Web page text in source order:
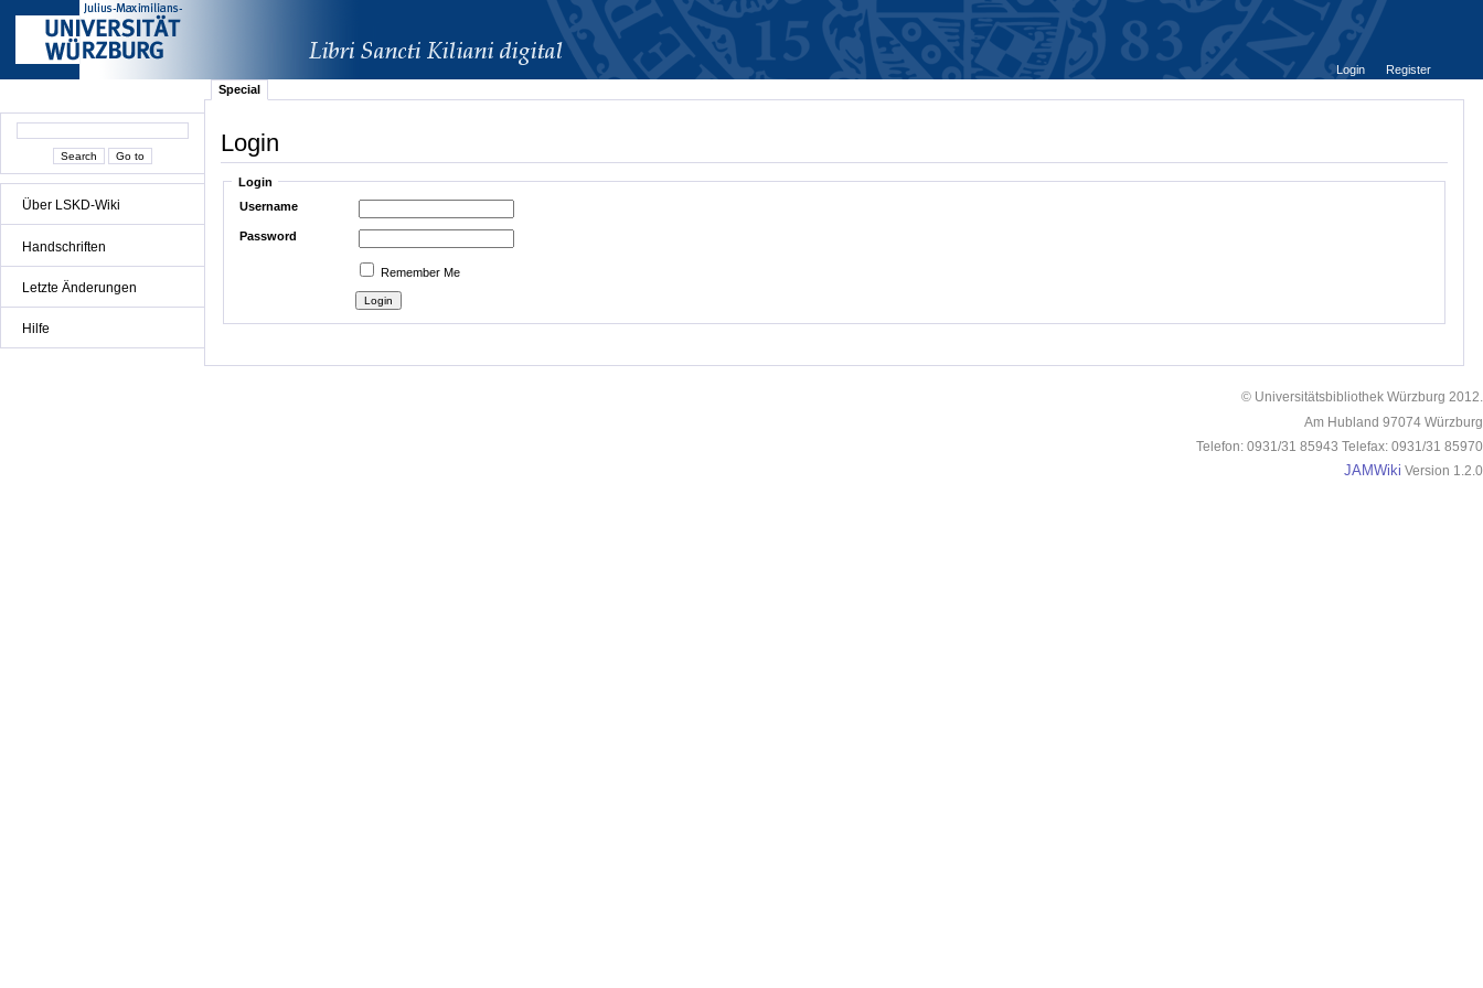
Über LSKD-Wiki
Handschriften
Letzte Änderungen
Hilfe
Login
Register
Special
Login
Login
Username
Password
Remember Me
© Universitätsbibliothek Würzburg 2012.
Am Hubland 97074 Würzburg
Telefon: 0931/31 85943 Telefax: 0931/31 85970
JAMWiki Version 1.2.0